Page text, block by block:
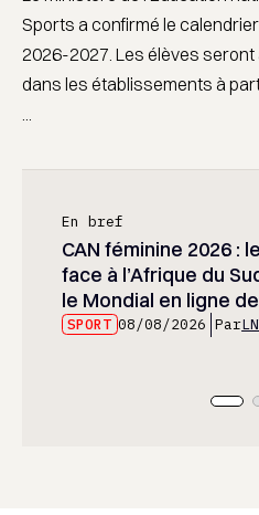
Sports a confirmé le
2026-2027. Les élèves
dans les établissements à
En bref
CAN féminine 2026 :
face à l’Afrique du
le Mondial en ligne
SPORT 08/08/2026 Par